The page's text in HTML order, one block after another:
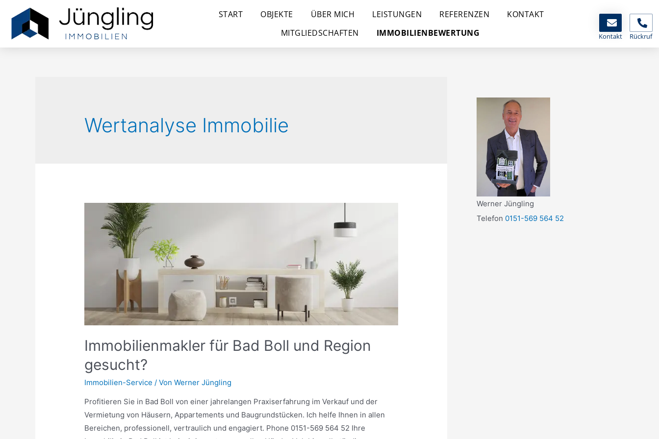
START OBJEKTE ÜBER MICH LEISTUNGEN REFERENZEN
KONTAKT
MITGLIEDSCHAFTEN
IMMOBILIENBEWERTUNG Kontakt Rückruf
Wertanalyse Immobilie
Immobilienmakler für Bad Boll und Region
gesucht?
Immobilien-Service / VonWerner Jüngling
Profitieren Sie in Bad Boll von einer jahrelangen Praxiserfahrung im Verkauf und der
Vermietung von Häusern, Appartements und Baugrundstücken. Ich helfe Ihnen in allen
Bereichen, professionell, vertraulich und engagiert. Phone 0151-569 564 52 Ihre
Werner Jüngling
Telefon 0151-569 564 52